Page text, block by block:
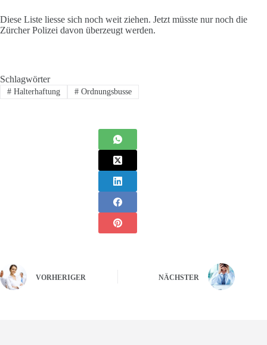
Diese Liste liesse sich noch weit ziehen. Jetzt müsste nur noch die
Zürcher Polizei davon überzeugt werden.
Schlagwörter
#Halterhaftung #Ordnungsbusse
VORHERIGER NÄCHSTER